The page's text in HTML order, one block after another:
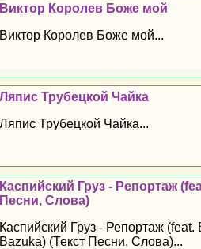
Виктор Королев Боже мой
Виктор Королев Боже мой...
Ляпис Трубецкой Чайка
Ляпис Трубецкой Чайка...
Каспийский Груз - Репортаж
Песни, Слова)
Каспийский Груз - Репортаж (feat.
Bazuka) (Текст Песни, Слова)...